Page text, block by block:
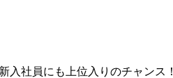
入社員にも上位入りのチャンス！